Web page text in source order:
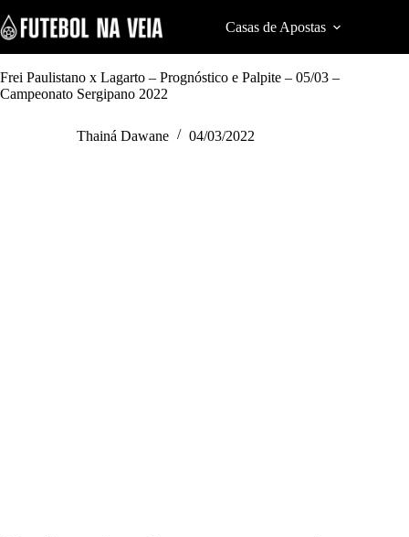
k
i
p
t
o
Casas de Apostas
Frei Paulistano x Lagarto – Prognóstico e Palpite – 05/03 –
Campeonato Sergipano 2022
Thainá Dawane 04/03/2022